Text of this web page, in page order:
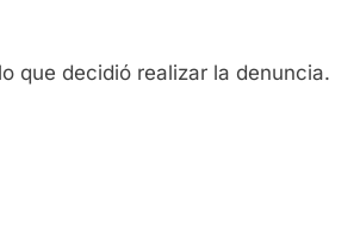
que decidió realizar la denuncia.